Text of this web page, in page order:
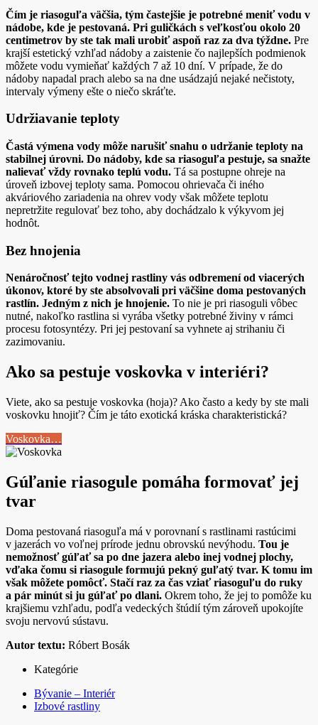
Čím je riasoguľa väčšia, tým častejšie je potrebné meniť vodu v
nádobe, kde je pestovaná. Pri guličkách s veľkosťou okolo 20
centimetrov by ste tak mali urobiť aspoň raz za dva týždne. Pre
krajší estetický vzhľad nádoby a zaistenie čo najlepších podmienok
môžete vodu vymieňať každých 7 až 10 dní. V prípade, že do
nádoby napadal prach alebo sa na dne usádzajú nejaké nečistoty,
intervaly výmeny ešte o niečo skráťte.
Udržiavanie teploty
Častá výmena vody môže narušiť snahu o udržanie teploty na
stabilnej úrovni. Do nádoby, kde sa riasoguľa pestuje, sa snažte
nalievať vždy rovnako teplú vodu. Tá sa postupne ohreje na
úroveň izbovej teploty sama. Pomocou ohrievača či iného
akváriového zariadenia na ohrev vody však môžete teplotu
nepretržite regulovať bez toho, aby dochádzalo k výkyvom jej
hodnôt.
Bez hnojenia
Nenáročnosť tejto vodnej rastliny vás odbremení od viacerých
úkonov, ktoré by ste absolvovali pri väčšine doma pestovaných
rastlín. Jedným z nich je hnojenie. To nie je pri riasoguli vôbec
nutné, nakoľko rastlina si vyrába všetky potrebné živiny v rámci
procesu fotosyntézy. Pri jej pestovaní sa vyhnete aj strihaniu či
zazimovaniu.
Ako sa pestuje voskovka v interiéri?
Viete, ako sa pestuje voskovka (hoja)? Ako často a kedy by ste mali
voskovku hnojiť? Čím je táto exotická kráska charakteristická?
Voskovka…
Gúľanie riasogule pomáha formovať jej
tvar
Doma pestovaná riasoguľa má v porovnaní s rastlinami rastúcimi
v jazerách vo voľnej prírode jednu obrovskú nevýhodu. Tou je
nemožnosť gúľať sa po dne jazera alebo inej vodnej plochy,
vďaka čomu si riasogule formujú pekný guľatý tvar. K tomu im
však môžete pomôcť. Stačí raz za čas vziať riasoguľu do ruky
a pár minút si ju gúľať po dlani. Okrem toho, že jej to pomôže ku
krajšiemu vzhľadu, podľa vedeckých štúdií tým zároveň upokojíte
svoju nervovú sústavu.
Autor textu: Róbert Bosák
Kategórie
Bývanie – Interiér
Izbové rastliny